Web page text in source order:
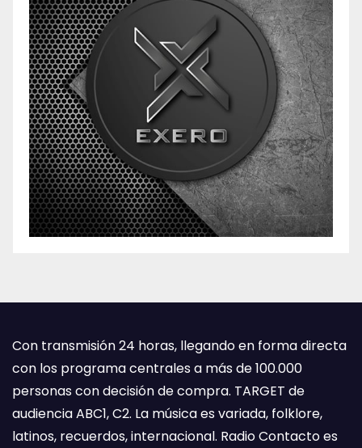
Con transmisión 24 horas, llegando en forma directa
con los programa centrales a más de 100.000
personas con decisión de compra. TARGET de
audiencia ABC1, C2. La música es variada, folklore,
latinos, recuerdos, internacional. Radio Contacto es